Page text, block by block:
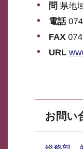
問 県地
電話
FAX
URL
お問い